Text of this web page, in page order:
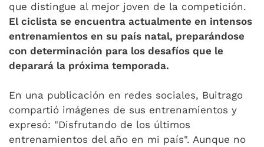
que distingue al mejor joven de la competición.
El ciclista se encuentra actualmente en intensos
entrenamientos en su país natal, preparándose
con determinación para los desafíos que le
deparará la próxima temporada.
En una publicación en redes sociales, Buitrago
compartió imágenes de sus entrenamientos y
expresó: "Disfrutando de los últimos
entrenamientos del año en mi país". Aunque no